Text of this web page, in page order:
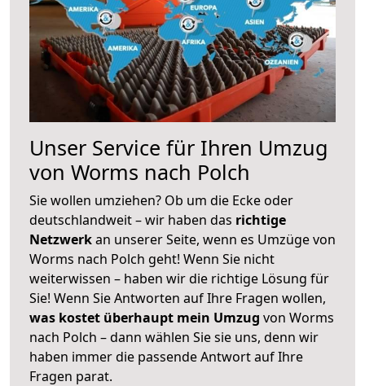
Unser Service für Ihren Umzug
von Worms nach Polch
Sie wollen umziehen? Ob um die Ecke oder
deutschlandweit – wir haben das richtige
Netzwerkan unserer Seite, wenn es Umzüge von
Worms nach Polch geht! Wenn Sie nicht
weiterwissen – haben wir die richtige Lösung für
Sie! Wenn Sie Antworten auf Ihre Fragen wollen,
was kostet überhaupt mein Umzug von Worms
nach Polch – dann wählen Sie sie uns, denn wir
haben immer die passende Antwort auf Ihre
Fragen parat.